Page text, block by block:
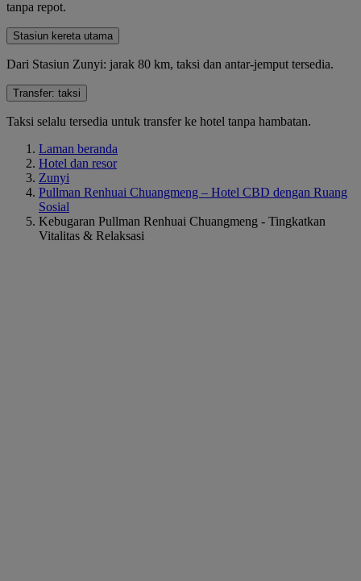
tanpa repot.
Stasiun kereta utama
Dari Stasiun Zunyi: jarak 80 km, taksi dan antar-jemput tersedia.
Transfer: taksi
Taksi selalu tersedia untuk transfer ke hotel tanpa hambatan.
Laman beranda
Hotel dan resor
Zunyi
Pullman Renhuai Chuangmeng – Hotel CBD dengan Ruang
Sosial
Kebugaran Pullman Renhuai Chuangmeng - Tingkatkan
Vitalitas & Relaksasi